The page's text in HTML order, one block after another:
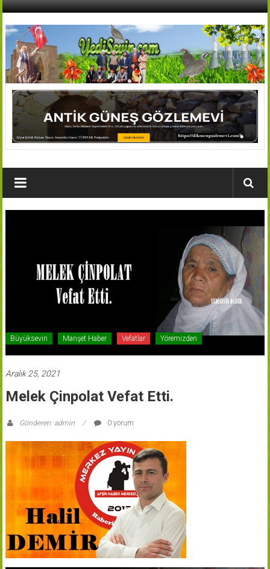
İçeriğe
AFŞİN
YEDİSEVİN
HABER
Köyleri
Büyüksevin Manşet Haber Vefatlar Yöremizden
Aralık 25, 2021
Melek Çinpolat Vefat Etti.
Gönderen: admin 0 yorum